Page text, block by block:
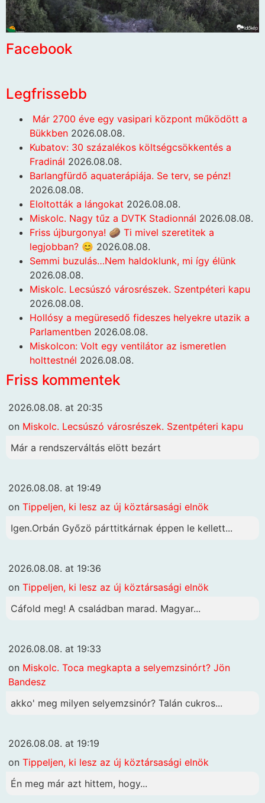
Facebook
Legfrissebb
Már 2700 éve egy vasipari központ működött a
Bükkben 2026.08.08.
Kubatov: 30 százalékos költségcsökkentés a
Fradinál 2026.08.08.
Barlangfürdő aquaterápiája. Se terv, se pénz!
2026.08.08.
Eloltották a lángokat 2026.08.08.
Miskolc. Nagy tűz a DVTK Stadionnál 2026.08.08.
Friss újburgonya! 🥔 Ti mivel szeretitek a
legjobban? 😊 2026.08.08.
Semmi buzulás…Nem haldoklunk, mi így élünk
2026.08.08.
Miskolc. Lecsúszó városrészek. Szentpéteri kapu
2026.08.08.
Hollósy a megüresedő fideszes helyekre utazik a
Parlamentben 2026.08.08.
Miskolcon: Volt egy ventilátor az ismeretlen
holttestnél 2026.08.08.
Friss kommentek
2026.08.08. at 20:35
on Miskolc. Lecsúszó városrészek. Szentpéteri kapu
Már a rendszerváltás elött bezárt
2026.08.08. at 19:49
on Tippeljen, ki lesz az új köztársasági elnök
Igen.Orbán Győzö párttitkárnak éppen le kellett...
2026.08.08. at 19:36
on Tippeljen, ki lesz az új köztársasági elnök
Cáfold meg! A családban marad. Magyar...
2026.08.08. at 19:33
on Miskolc. Toca megkapta a selyemzsinórt? Jön
Bandesz
akko' meg milyen selyemzsinór? Talán cukros...
2026.08.08. at 19:19
on Tippeljen, ki lesz az új köztársasági elnök
Én meg már azt hittem, hogy...